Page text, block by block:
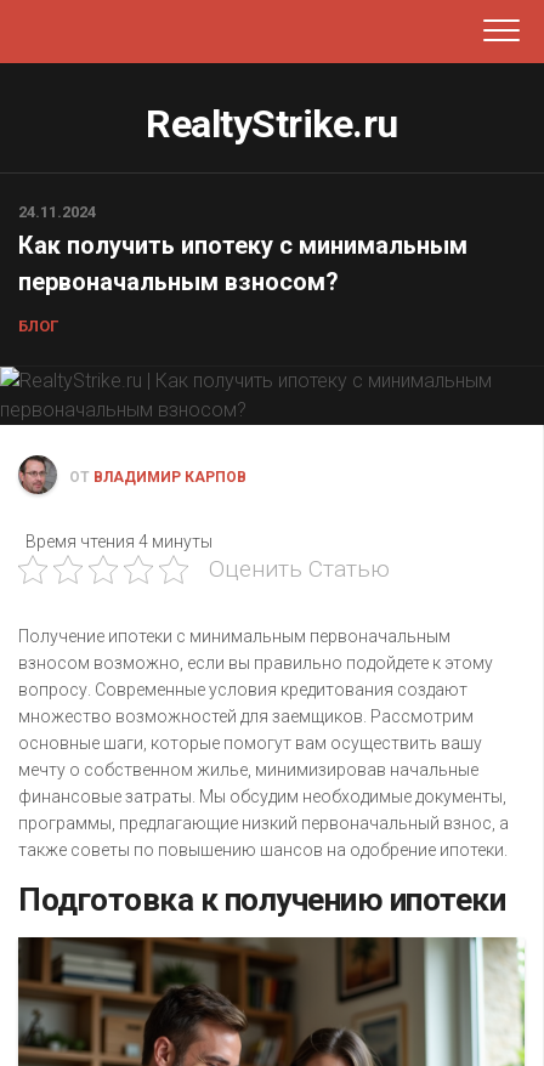
содержанию
RealtyStrike.ru
24.11.2024
Как получить ипотеку с минимальным
первоначальным взносом?
БЛОГ
ОТ ВЛАДИМИР КАРПОВ
Время чтения 4 минуты
Оценить Статью
Получение ипотеки с минимальным первоначальным
взносом возможно, если вы правильно подойдете к этому
вопросу. Современные условия кредитования создают
множество возможностей для заемщиков. Рассмотрим
основные шаги, которые помогут вам осуществить вашу
мечту о собственном жилье, минимизировав начальные
финансовые затраты. Мы обсудим необходимые документы,
программы, предлагающие низкий первоначальный взнос, а
также советы по повышению шансов на одобрение ипотеки.
Подготовка к получению ипотеки